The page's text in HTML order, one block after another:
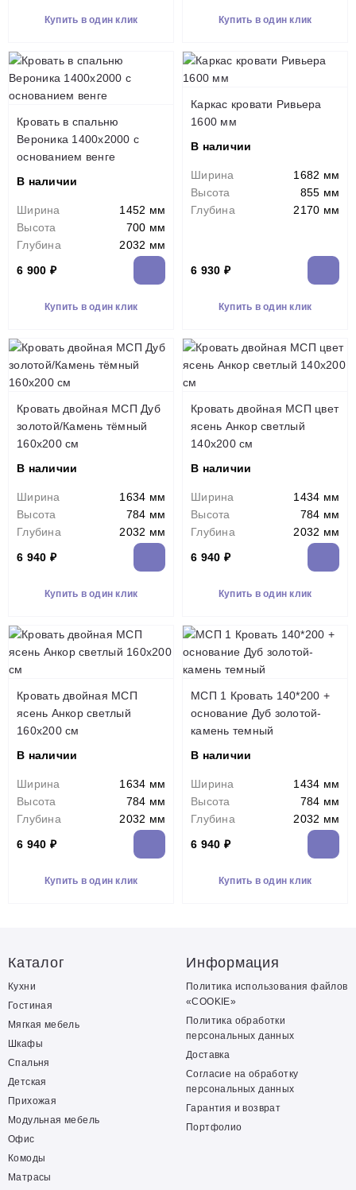
Купить в один клик Купить в один клик
Кровать в спальню
Вероника 1400х2000 с
основанием венге
В наличии
Ширина
1452 мм
Высота
700 мм
Глубина
2032 мм
6 900 ₽
Купить в один клик
Каркас кровати Ривьера
1600 мм
В наличии
Ширина
1682 мм
Высота
855 мм
Глубина
2170 мм
6 930 ₽
Купить в один клик
Кровать двойная МСП Дуб
золотой/Камень тёмный
160х200 см
В наличии
Ширина
1634 мм
Высота
784 мм
Глубина
2032 мм
6 940 ₽
Купить в один клик
Кровать двойная МСП цвет
ясень Анкор светлый
140х200 см
В наличии
Ширина
1434 мм
Высота
784 мм
Глубина
2032 мм
6 940 ₽
Купить в один клик
Кровать двойная МСП
ясень Анкор светлый
160х200 см
В наличии
Ширина
1634 мм
Высота
784 мм
Глубина
2032 мм
6 940 ₽
Купить в один клик
МСП 1 Кровать 140*200 +
основание Дуб золотой-
камень темный
В наличии
Ширина
1434 мм
Высота
784 мм
Глубина
2032 мм
6 940 ₽
Купить в один клик
Каталог
Кухни
Гостиная
Мягкая мебель
Шкафы
Спальня
Детская
Прихожая
Модульная мебель
Офис
Комоды
Матрасы
Информация
Политика использования файлов
«COOKIE»
Политика обработки
персональных данных
Доставка
Согласие на обработку
персональных данных
Гарантия и возврат
Портфолио